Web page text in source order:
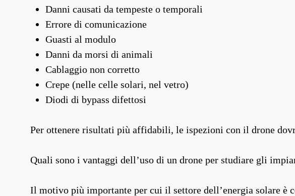
Danni causati da tempeste o temporali
Errore di comunicazione
Guasti al modulo
Danni da morsi di animali
Cablaggio non corretto
Crepe (nelle celle solari, nel vetro)
Diodi di bypass difettosi
Per ottenere risultati più affidabili, le ispezioni con il drone
Quali sono i vantaggi dell’uso di un drone per studiare gli
Il motivo più importante per cui il settore dell’energia solare